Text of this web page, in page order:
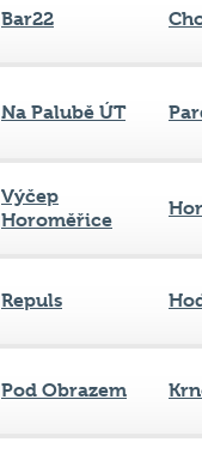
Bar22
Na Palubě ÚT
Výčep
Horoměřice
Repuls
Pod Obrazem